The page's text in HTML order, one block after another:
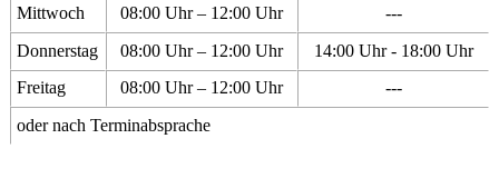
Mittwoch
08:00 Uhr – 12:00 Uhr
---
Donnerstag
08:00 Uhr – 12:00 Uhr
14:00 Uhr - 18:00 Uhr
Freitag
08:00 Uhr – 12:00 Uhr
---
oder nach Terminabsprache